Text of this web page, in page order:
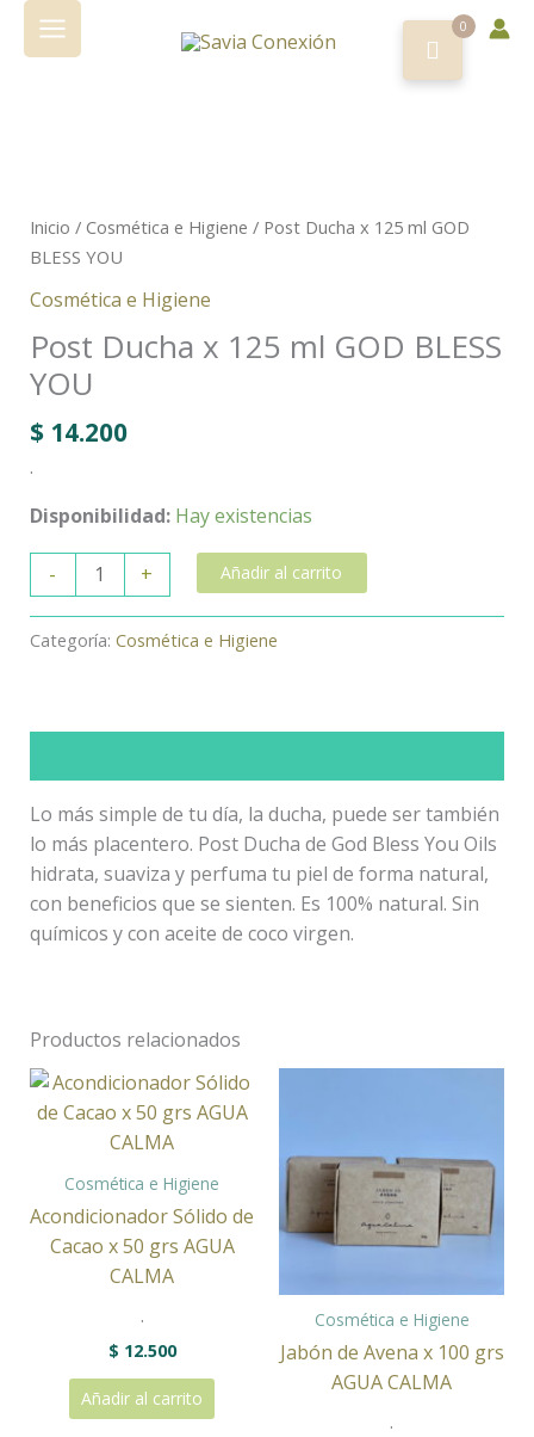
Inicio / Cosmética e Higiene / Post Ducha x 125 ml GOD
BLESS YOU
Cosmética e Higiene
Post Ducha x 125 ml GOD BLESS
YOU
$14.200
.
Disponibilidad: Hay existencias
-
x
125
GOD
BLESS
YOU
cantidad
+ Añadir al carrito
Categoría: Cosmética e Higiene
Lo más simple de tu día, la ducha, puede ser también
lo más placentero. Post Ducha de God Bless You Oils
hidrata, suaviza y perfuma tu piel de forma natural,
con beneficios que se sienten. Es 100% natural. Sin
químicos y con aceite de coco virgen.
Productos relacionados
Cosmética e Higiene
Acondicionador Sólido de
Cacao x 50 grs AGUA
CALMA
.
$ 12.500
Añadir al carrito
Cosmética e Higiene
Jabón de Avena x 100 grs
AGUA CALMA
.
125
ml
0